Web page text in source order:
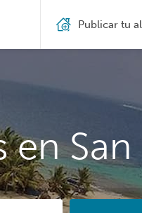
San
Publicar tu